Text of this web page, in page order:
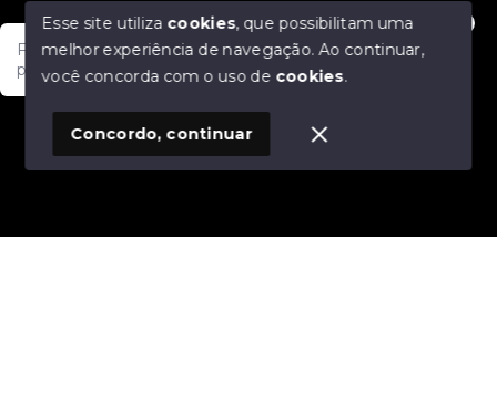
Fale com um de nossos consultores! Estamos
prontos para atende-lo e orienta-lo!
© Copyright 2026 - JDF NEGOCIOS IMOBILIARIOS -
SITE PARA IMOBILIARIA
Esse site utiliza cookies, que possibilitam uma
melhor experiência de navegação.Ao continuar,
você concorda com o uso de cookies.
Concordo, continuar